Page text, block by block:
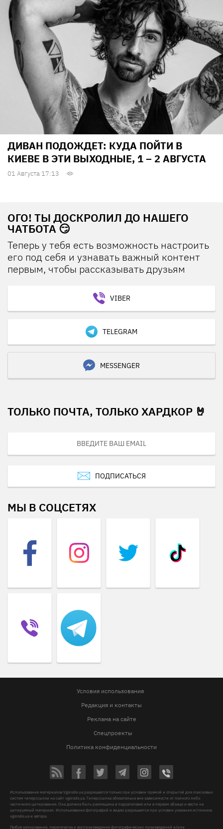
ДИВАН ПОДОЖДЕТ: КУДА ПОЙТИ В
КИЕВЕ В ЭТИ ВЫХОДНЫЕ, 1 – 2 АВГУСТА
01 Августа 17:13
ОГО! ТЫ ДОСКРОЛИЛ ДО НАШЕГО
ЧАТБОТА 😏
Теперь у тебя есть возможность настроить
его под себя и узнавать важный контент
первым, чтобы рассказывать друзьям
VIBER
TELEGRAM
MESSENGER
ТОЛЬКО ПОЧТА, ТОЛЬКО ХАРДКОР 🤘
ПОДПИСАТЬСЯ
МЫ В СОЦСЕТЯХ
Условия использования
Редакция и контакты
Реклама на сайте
Спецпроекты
Политика конфиденциальности
Использование материалов Vgorode.ua разрешается только при условии прямой и открытой для поисковых
систем гиперссылки на сайт vgorode.ua. Гиперссылка обязательна вне зависимости от полного либо
частичного цитирования. Она должна быть размещена в подзаголовке или в первом абзаце и вести на
цитируемый материал. Использование фотографий и видео разрешается при условии указания источника
vgorode.ua и автора.
Любое копирование, перепечатка и воспроизведение фотографических произведений и/или